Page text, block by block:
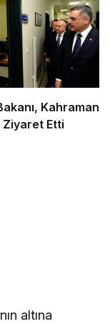
Kahraman
Ziyaret Etti
altına